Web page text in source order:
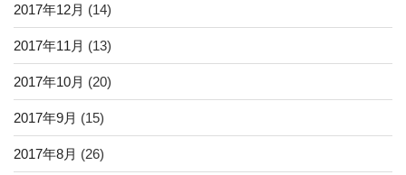
2017年12月 (14)
2017年11月 (13)
2017年10月 (20)
2017年9月 (15)
2017年8月 (26)